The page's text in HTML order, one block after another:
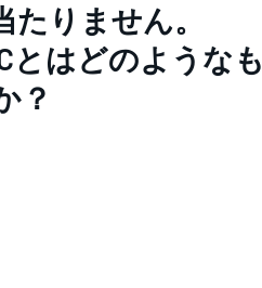
りません。
とはどのような
？